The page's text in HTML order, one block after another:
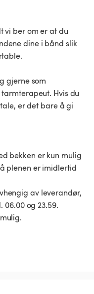
vi ber om er at du
dine i bånd slik
gjerne som
Hvis du
er det bare å gi
bekken er kun mulig
plenen er imidlertid
av leverandør,
06.00 og 23.59.